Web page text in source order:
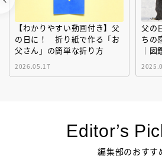
【わかりやすい動画付き】父
の日に！ 折り紙で作る「お
父さん」の簡単な折り方
2026.05.17
父の
ちの
｜図
Editor’s
編集部のおすす